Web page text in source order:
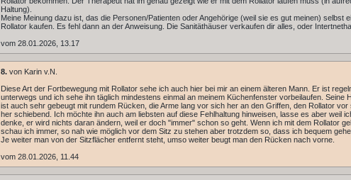
Haltung).
Meine Meinung dazu ist, das die Personen/Patienten oder Angehörige (weil sie es gut meinen) selbst
Rollator kaufen. Es fehl dann an der Anweisung. Die Sanitäthäuser verkaufen dir alles, oder
vom 28.01.2026, 13.17
8. von Karin v.N.
Diese Art der Fortbewegung mit Rollator sehe ich auch hier bei mir an einem älteren Mann. Er ist
unterwegs und ich sehe ihn täglich mindestens einmal an meinem Küchenfenster vorbeilaufen. Seine
ist auch sehr gebeugt mit rundem Rücken, die Arme lang vor sich her an den Griffen, den Rollator vor
her schiebend. Ich möchte ihn auch am liebsten auf diese Fehlhaltung hinweisen, lasse es aber weil
denke, er wird nichts daran ändern, weil er doch "immer" schon so geht. Wenn ich mit dem Rollator
schau ich immer, so nah wie möglich vor dem Sitz zu stehen aber trotzdem so, dass ich bequem
Je weiter man von der Sitzflächer entfernt steht, umso weiter beugt man den Rücken nach vorne.
vom 28.01.2026, 11.44